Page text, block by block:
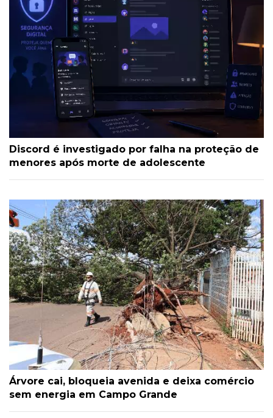
Discord é investigado por falha na proteção de
menores após morte de adolescente
Árvore cai, bloqueia avenida e deixa comércio
sem energia em Campo Grande